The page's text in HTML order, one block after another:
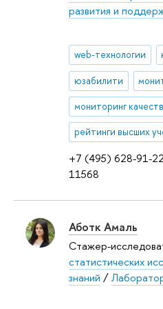
+7 (495) 628-91-22
11568
развития и
web-технологии
юзабилити
Аботк Амаль
Стажер-
статистических
знаний /